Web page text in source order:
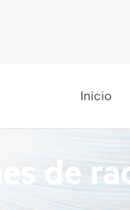
Inicio
de